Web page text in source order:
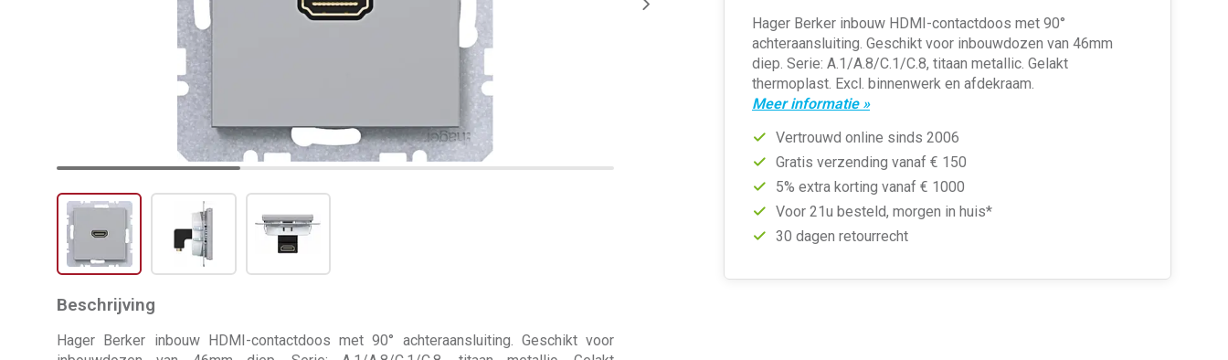
Hager Berker inbouw HDMI-contactdoos met 90°
achteraansluiting. Geschikt voor inbouwdozen van 46mm
diep. Serie: A.1/A.8/C.1/C.8, titaan metallic. Gelakt
thermoplast. Excl. binnenwerk en afdekraam.
Meer informatie »
Vertrouwd online sinds 2006
Gratis verzending vanaf € 150
5% extra korting vanaf € 1000
Voor 21u besteld, morgen in huis*
30 dagen retourrecht
Beschrijving
Hager Berker inbouw HDMI-contactdoos met 90° achteraansluiting. Geschikt voor